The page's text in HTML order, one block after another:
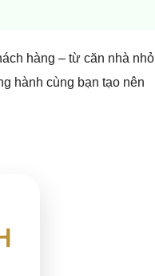
hàng – từ căn nhà nhỏ
hành cùng bạn tạo nên